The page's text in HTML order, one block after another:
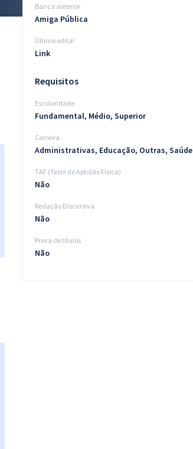
Banca anterior
Amiga Pública
Último edital
Link
Requisitos
Escolaridade
Fundamental, Médio, Superior
Carreira
Administrativas, Educação, Outras, Saúde
TAF (Teste de Aptidão Física)
Não
Redação Discursiva
Não
Prova de títulos
Não